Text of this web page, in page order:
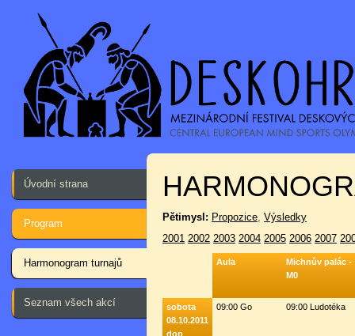
Úvodní strana
Program
Harmonogram turnajů
Seznam všech akcí
Pětimysl: Propozice, Výsledky
2001 2002 2003 2004 2005 2006 2007
Aula
Michnův palác -
M0
sobota
08.10.2011
dop
09:00 Go 09:00 Ludotéka